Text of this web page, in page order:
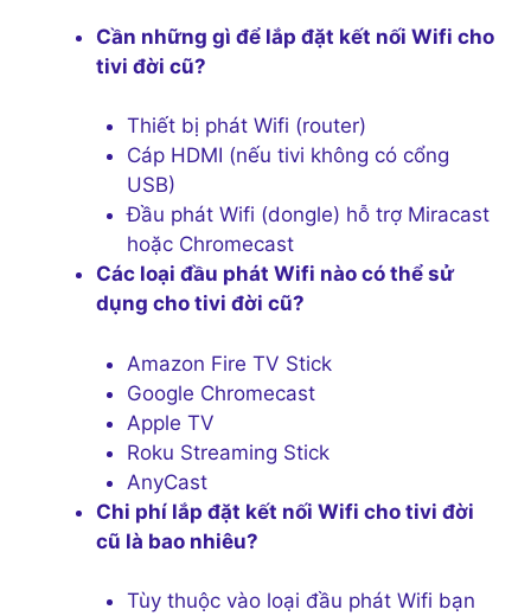
Cần những gì để lắp đặt kết nối Wifi cho
tivi đời cũ?
Thiết bị phát Wifi (router)
Cáp HDMI (nếu tivi không có cổng
USB)
Đầu phát Wifi (dongle) hỗ trợ Miracast
hoặc Chromecast
Các loại đầu phát Wifi nào có thể sử
dụng cho tivi đời cũ?
Amazon Fire TV Stick
Google Chromecast
Apple TV
Roku Streaming Stick
AnyCast
Chi phí lắp đặt kết nối Wifi cho tivi đời
cũ là bao nhiêu?
Tùy thuộc vào loại đầu phát Wifi bạn